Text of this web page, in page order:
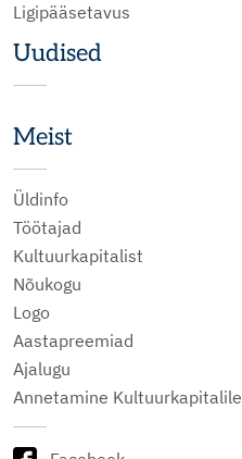
Ligipääsetavus
Uudised
Meist
Üldinfo
Töötajad
Kultuurkapitalist
Nõukogu
Logo
Aastapreemiad
Ajalugu
Annetamine Kultuurkapitalile